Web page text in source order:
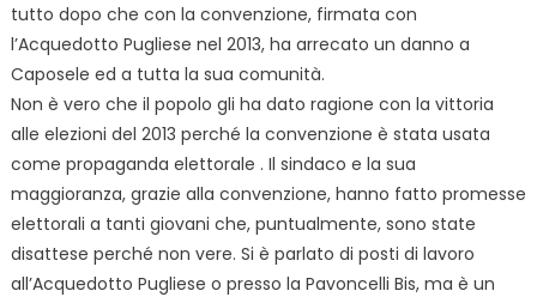
tutto dopo che con la convenzione, firmata con
l’Acquedotto Pugliese nel 2013, ha arrecato un danno a
Caposele ed a tutta la sua comunità.
Non è vero che il popolo gli ha dato ragione con la vittoria
alle elezioni del 2013 perché la convenzione è stata usata
come propaganda elettorale . Il sindaco e la sua
maggioranza, grazie alla convenzione, hanno fatto promesse
elettorali a tanti giovani che, puntualmente, sono state
disattese perché non vere. Si è parlato di posti di lavoro
all’Acquedotto Pugliese o presso la Pavoncelli Bis, ma è un